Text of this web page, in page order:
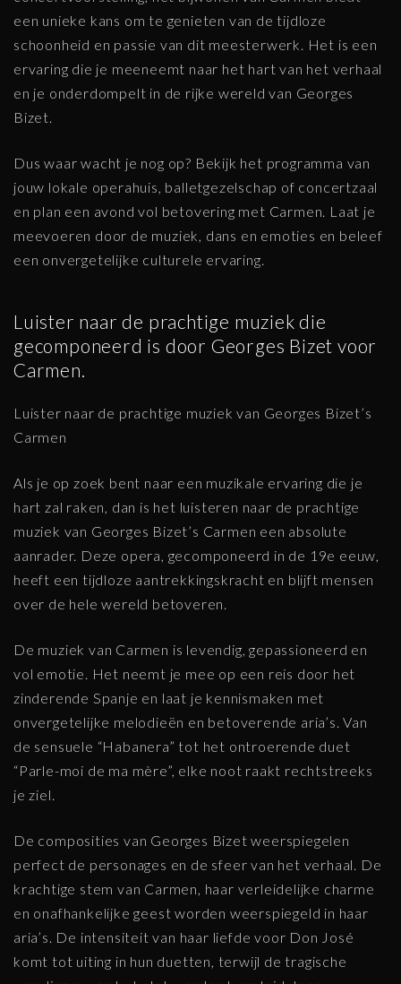
een unieke kans om te genieten van de tijdloze
schoonheid en passie van dit meesterwerk. Het is een
ervaring die je meeneemt naar het hart van het verhaal
en je onderdompelt in de rijke wereld van Georges
Bizet.
Dus waar wacht je nog op? Bekijk het programma van
jouw lokale operahuis, balletgezelschap of concertzaal
en plan een avond vol betovering met Carmen. Laat je
meevoeren door de muziek, dans en emoties en beleef
een onvergetelijke culturele ervaring.
Luister naar de prachtige muziek die
gecomponeerd is door Georges Bizet voor
Carmen.
Luister naar de prachtige muziek van Georges Bizet’s
Carmen
Als je op zoek bent naar een muzikale ervaring die je
hart zal raken, dan is het luisteren naar de prachtige
muziek van Georges Bizet’s Carmen een absolute
aanrader. Deze opera, gecomponeerd in de 19e eeuw,
heeft een tijdloze aantrekkingskracht en blijft mensen
over de hele wereld betoveren.
De muziek van Carmen is levendig, gepassioneerd en
vol emotie. Het neemt je mee op een reis door het
zinderende Spanje en laat je kennismaken met
onvergetelijke melodieën en betoverende aria’s. Van
de sensuele “Habanera” tot het ontroerende duet
“Parle-moi de ma mère”, elke noot raakt rechtstreeks
je ziel.
De composities van Georges Bizet weerspiegelen
perfect de personages en de sfeer van het verhaal. De
krachtige stem van Carmen, haar verleidelijke charme
en onafhankelijke geest worden weerspiegeld in haar
aria’s. De intensiteit van haar liefde voor Don José
komt tot uiting in hun duetten, terwijl de tragische